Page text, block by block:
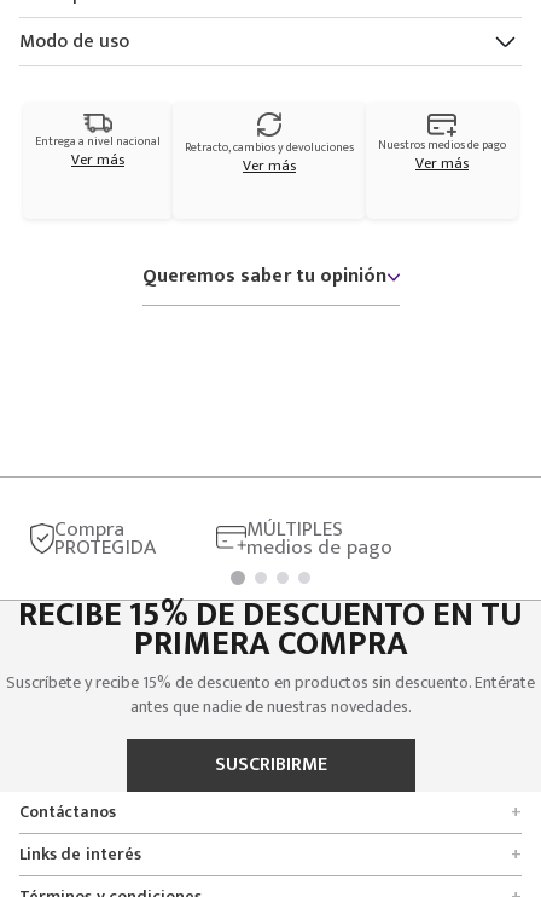
Modo de uso
Entrega a nivel nacional
Ver más Retracto, cambios y devoluciones
Ver más
Nuestros medios de pago
Ver más
Queremos saber tu opinión
Compra
PROTEGIDA
MÚLTIPLES
medios de pago
RECIBE 15% DE DESCUENTO EN TU
PRIMERA COMPRA
Suscríbete y recibe 15% de descuento en productos sin descuento. Entérate
antes que nadie de nuestras novedades.
SUSCRIBIRME
Contáctanos
+
Encuentra tu tienda
Formulario de solicitudes
Links de interés +
Quienes somos